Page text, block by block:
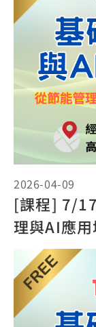
2026-04-09
[課程] 7/
理與AI應用